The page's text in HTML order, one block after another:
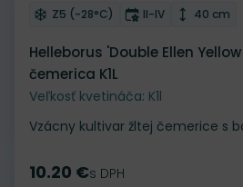
Mrazuvzdornosť
Z5 (-28°C) Doba kvitnutia
II-IV Výška
40 cm
Helleborus 'Double Ellen
čemerica K1L
Veľkosť kvetináča: K1l
Vzácny kultivar žltej čemerice s
Cena
10.20 €s DPH